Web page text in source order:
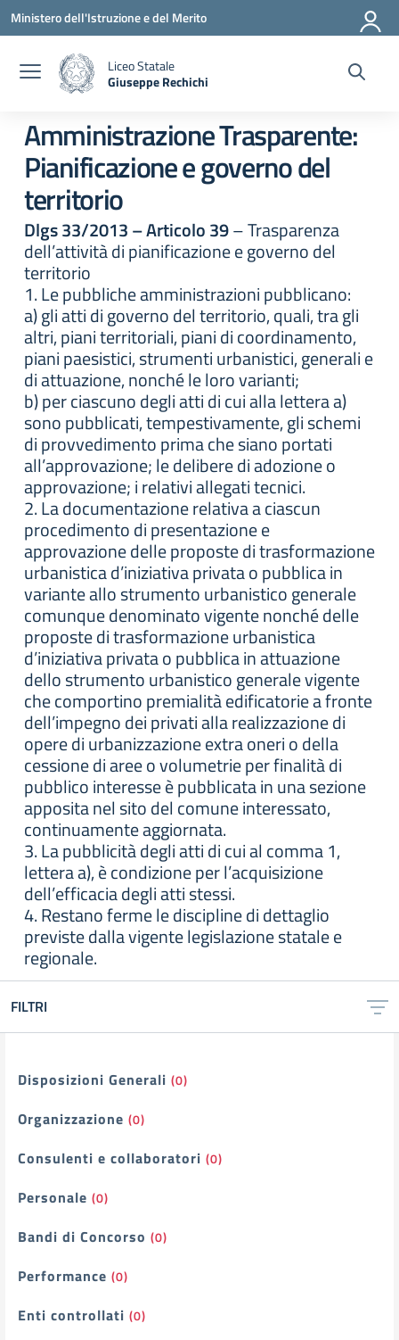
Ministero dell'Istruzione e del Merito
Liceo Statale
Giuseppe Rechichi
Amministrazione Trasparente:
Pianificazione e governo del
territorio
Dlgs 33/2013 – Articolo 39– Trasparenza
dell’attività di pianificazione e governo del
territorio
1. Le pubbliche amministrazioni pubblicano:
a) gli atti di governo del territorio, quali, tra gli
altri, piani territoriali, piani di coordinamento,
piani paesistici, strumenti urbanistici, generali e
di attuazione, nonché le loro varianti;
b) per ciascuno degli atti di cui alla lettera a)
sono pubblicati, tempestivamente, gli schemi
di provvedimento prima che siano portati
all’approvazione; le delibere di adozione o
approvazione; i relativi allegati tecnici.
2. La documentazione relativa a ciascun
procedimento di presentazione e
approvazione delle proposte di trasformazione
urbanistica d’iniziativa privata o pubblica in
variante allo strumento urbanistico generale
comunque denominato vigente nonché delle
proposte di trasformazione urbanistica
d’iniziativa privata o pubblica in attuazione
dello strumento urbanistico generale vigente
che comportino premialità edificatorie a fronte
dell’impegno dei privati alla realizzazione di
opere di urbanizzazione extra oneri o della
cessione di aree o volumetrie per finalità di
pubblico interesse è pubblicata in una sezione
apposita nel sito del comune interessato,
continuamente aggiornata.
3. La pubblicità degli atti di cui al comma 1,
lettera a), è condizione per l’acquisizione
dell’efficacia degli atti stessi.
4. Restano ferme le discipline di dettaglio
previste dalla vigente legislazione statale e
regionale.
FILTRI
Filtri
Disposizioni Generali (0)
Organizzazione (0)
Consulenti e collaboratori (0)
Personale (0)
Bandi di Concorso (0)
Performance (0)
Enti controllati (0)